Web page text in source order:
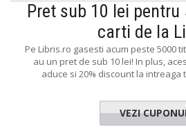
Pret sub 10 lei
carti de la
Pe Libris.ro gasesti acum peste 5000
au un pret de sub 10 lei! In plus,
aduce si 20% discount la intreaga
VEZI